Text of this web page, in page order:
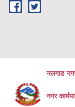
Skip to main content
नलगाड
नगर